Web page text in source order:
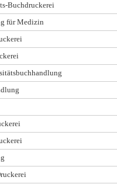
Buchdruckerei
für Medizin